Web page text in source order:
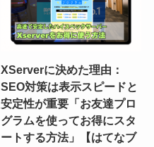
XServerに決めた理由：
SEO対策は表示スピードと
安定性が重要「お友達プロ
グラムを使ってお得にスタ
ートする方法」【はてなブ